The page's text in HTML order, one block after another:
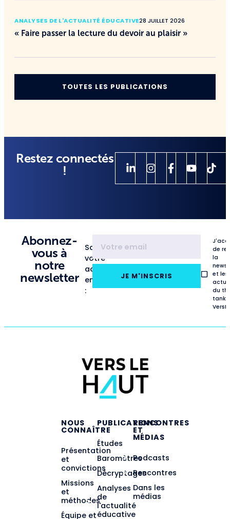
ANALYSES DE L'ACTUALITÉ ÉDUCATIVE28 JUILLET 2026
« Faire passer la lecture du devoir au plaisir »
TOUTES LES PUBLICATIONS
Restez connectés
!
Abonnez-
vous à
notre
newsletter
Saisissez
votre
adresse
email
:
JE M'INSCRIS
de
la
et les
du
tank
NOUS
CONNAÎTRE
Présentation
et
convictions
Missions
et
méthodes
Équipe et
PUBLICATIONS
Études
Baromètres
Décryptages
Analyses
de
l'actualité
éducative
RENCONTRES
ET
MÉDIAS
Podcasts
Rencontres
Dans les
médias